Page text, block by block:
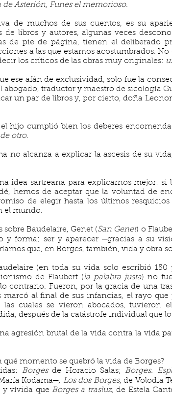
de Asterión, Funes el memorioso.
de muchos de sus cuentos, es su
de libros y autores, algunas veces
de pie de página, tienen el deliberado
a las que estamos acostumbrados.
los críticos de las obras muy originales:
ese afán de exclusividad, solo fue la
abogado, traductor y maestro de sicología
un par de libros y, por cierto, doña
hijo cumplió bien los deberes
otro.
no alcanza a explicar la ascesis de su
idea sartreana para explicarnos mejor:
hemos de aceptar que la voluntad de
de elegir hasta los últimos
el mundo.
Baudelaire, Genet (San Genet) o
y forma; ser y aparecer ─gracias a su
que, en Borges, también, vida y obra
(en toda su vida solo escribió
de Flaubert ( la palabra justa) no
contrario. Fueron, por la gracia de una
marcó al final de sus infancias, el rayo que
las cuales se vieron abocados, tuvieron
después de la catástrofe individual que
agresión brutal de la vida contra la vida
qué momento se quebró la vida de Borges?
Borgesde Horacio Salas; Borges.
Kodama─; Los dos Borges, de Volodia
y vívida que Borges a trasluz,de Estela